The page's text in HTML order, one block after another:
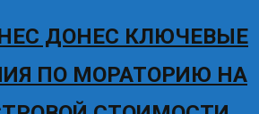
ДОНЕС КЛЮЧЕВЫЕ
ПО МОРАТОРИЮ НА